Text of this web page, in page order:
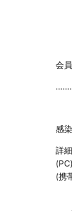
会
感
詳
(携